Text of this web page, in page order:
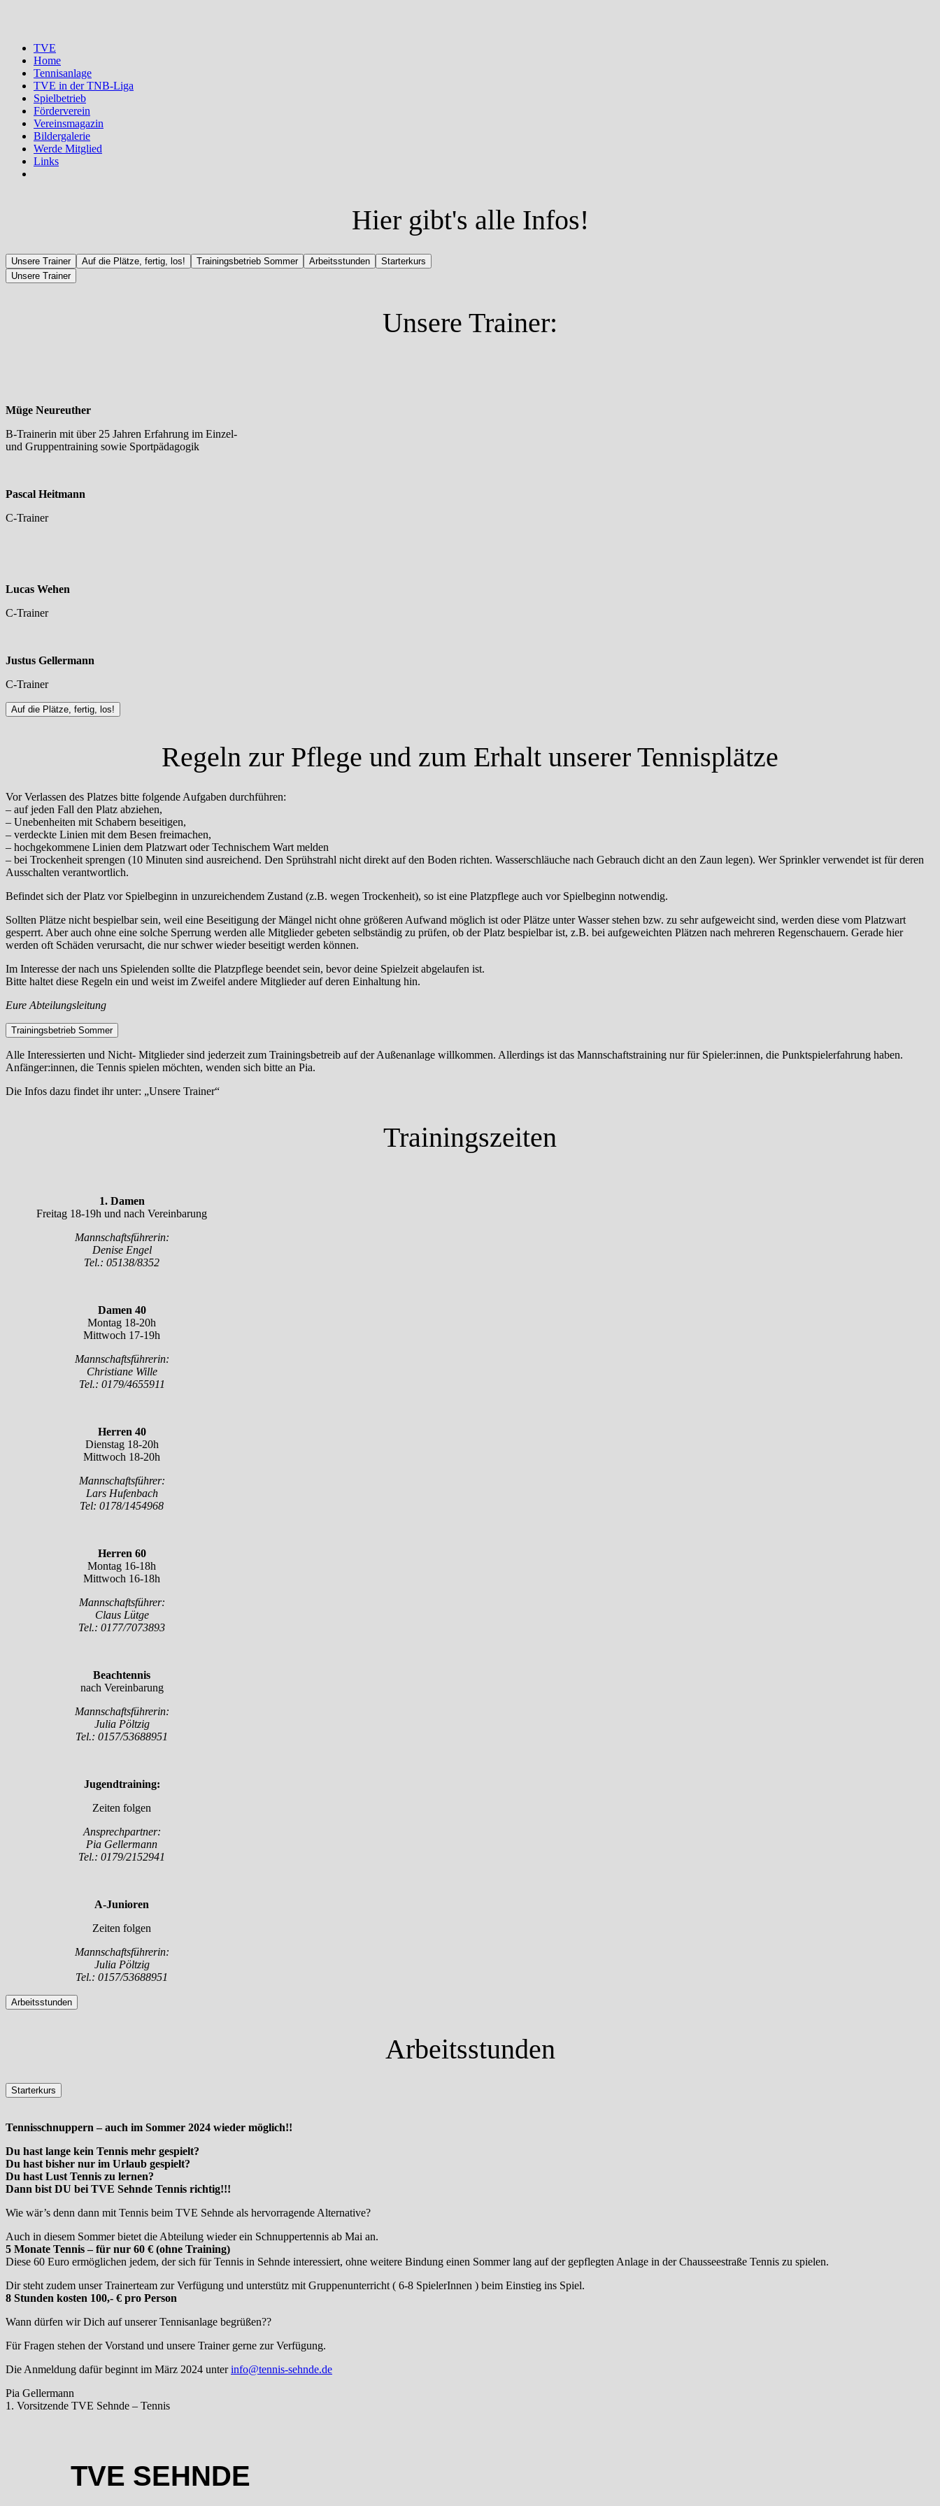
TVE
Home
Tennisanlage
TVE in der TNB-Liga
Spielbetrieb
Förderverein
Vereinsmagazin
Bildergalerie
Werde Mitglied
Links
Hier gibt's alle Infos!
Unsere Trainer Auf die Plätze, fertig, los! Trainingsbetrieb Sommer Arbeitsstunden
Starterkurs
Unsere Trainer
Unsere Trainer:
Müge Neureuther
B-Trainerin mit über 25 Jahren Erfahrung im Einzel-
und Gruppentraining sowie Sportpädagogik
Pascal Heitmann
C-Trainer
Lucas Wehen
C-Trainer
Justus Gellermann
C-Trainer
Auf die Plätze, fertig, los!
Regeln zur Pflege und zum Erhalt unserer Tennisplätze
Vor Verlassen des Platzes bitte folgende Aufgaben durchführen:
– auf jeden Fall den Platz abziehen,
– Unebenheiten mit Schabern beseitigen,
– verdeckte Linien mit dem Besen freimachen,
– hochgekommene Linien dem Platzwart oder Technischem Wart melden
– bei Trockenheit sprengen (10 Minuten sind ausreichend. Den Sprühstrahl nicht direkt auf den Boden richten. Wasserschläuche nach Gebrauch dicht an den Zaun legen). Wer Sprinkler verwendet ist für deren
Ausschalten verantwortlich.
Befindet sich der Platz vor Spielbeginn in unzureichendem Zustand (z.B. wegen Trockenheit), so ist eine Platzpflege auch vor Spielbeginn notwendig.
Sollten Plätze nicht bespielbar sein, weil eine Beseitigung der Mängel nicht ohne größeren Aufwand möglich ist oder Plätze unter Wasser stehen bzw. zu sehr aufgeweicht sind, werden diese vom Platzwart
gesperrt. Aber auch ohne eine solche Sperrung werden alle Mitglieder gebeten selbständig zu prüfen, ob der Platz bespielbar ist, z.B. bei aufgeweichten Plätzen nach mehreren Regenschauern. Gerade hier
werden oft Schäden verursacht, die nur schwer wieder beseitigt werden können.
Im Interesse der nach uns Spielenden sollte die Platzpflege beendet sein, bevor deine Spielzeit abgelaufen ist.
Bitte haltet diese Regeln ein und weist im Zweifel andere Mitglieder auf deren Einhaltung hin.
Eure Abteilungsleitung
Trainingsbetrieb Sommer
Alle Interessierten und Nicht- Mitglieder sind jederzeit zum Trainingsbetreib auf der Außenanlage willkommen. Allerdings ist das Mannschaftstraining nur für Spieler:innen, die Punktspielerfahrung haben.
Anfänger:innen, die Tennis spielen möchten, wenden sich bitte an Pia.
Die Infos dazu findet ihr unter: „Unsere Trainer“
Trainingszeiten
1. Damen
Freitag 18-19h und nach Vereinbarung
Mannschaftsführerin:
Denise Engel
Tel.: 05138/8352
Damen 40
Montag 18-20h
Mittwoch 17-19h
Mannschaftsführerin:
Christiane Wille
Tel.: 0179/4655911
Herren 40
Dienstag 18-20h
Mittwoch 18-20h
Mannschaftsführer:
Lars Hufenbach
Tel: 0178/1454968
Herren 60
Montag 16-18h
Mittwoch 16-18h
Mannschaftsführer:
Claus Lütge
Tel.: 0177/7073893
Beachtennis
nach Vereinbarung
Mannschaftsführerin:
Julia Pöltzig
Tel.: 0157/53688951
Jugendtraining:
Zeiten folgen
Ansprechpartner:
Pia Gellermann
Tel.: 0179/2152941
A-Junioren
Zeiten folgen
Mannschaftsführerin:
Julia Pöltzig
Tel.: 0157/53688951
Arbeitsstunden
Arbeitsstunden
Starterkurs
Tennisschnuppern – auch im Sommer 2024 wieder möglich!!
Du hast lange kein Tennis mehr gespielt?
Du hast bisher nur im Urlaub gespielt?
Du hast Lust Tennis zu lernen?
Dann bist DU bei TVE Sehnde Tennis richtig!!!
Wie wär’s denn dann mit Tennis beim TVE Sehnde als hervorragende Alternative?
Auch in diesem Sommer bietet die Abteilung wieder ein Schnuppertennis ab Mai an.
5 Monate Tennis – für nur 60 € (ohne Training)
Diese 60 Euro ermöglichen jedem, der sich für Tennis in Sehnde interessiert, ohne weitere Bindung einen Sommer lang auf der gepflegten Anlage in der Chausseestraße Tennis zu spielen.
Dir steht zudem unser Trainerteam zur Verfügung und unterstütz mit Gruppenunterricht ( 6-8 SpielerInnen ) beim Einstieg ins Spiel.
8 Stunden kosten 100,- € pro Person
Wann dürfen wir Dich auf unserer Tennisanlage begrüßen??
Für Fragen stehen der Vorstand und unsere Trainer gerne zur Verfügung.
Die Anmeldung dafür beginnt im März 2024 unterinfo@tennis-sehnde.de
Pia Gellermann
1. Vorsitzende TVE Sehnde – Tennis
TVE SEHNDE